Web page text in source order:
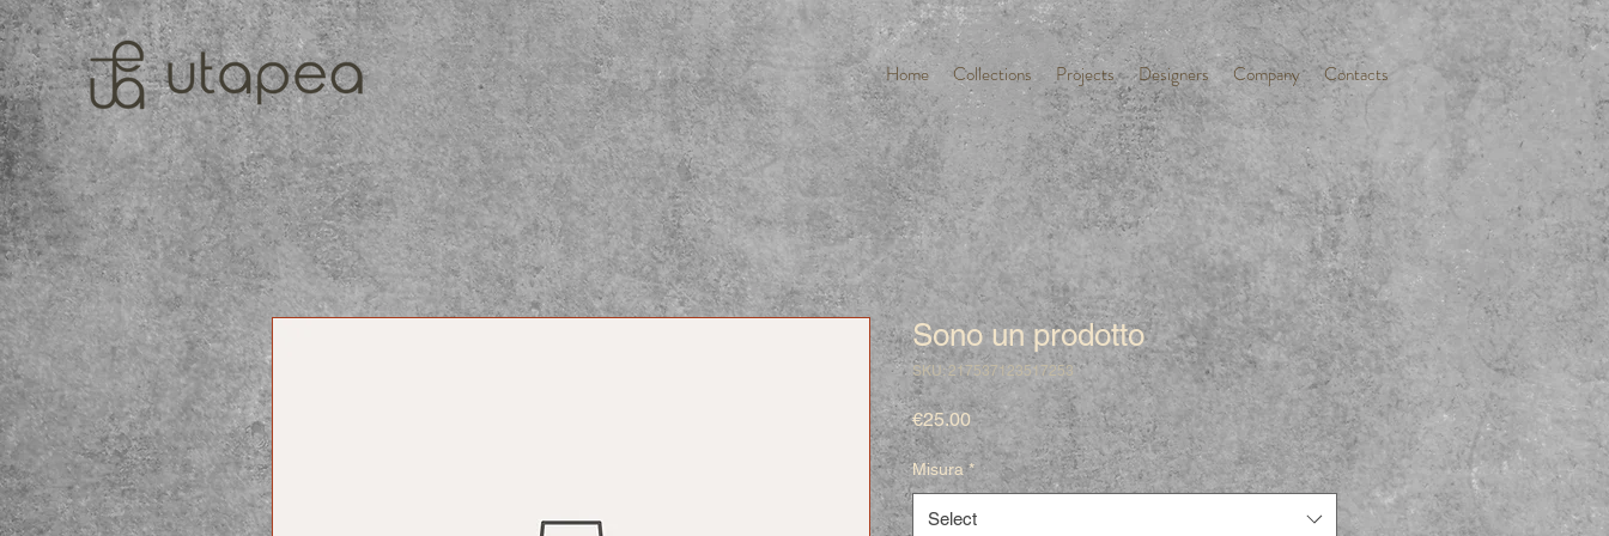
Home Collections Projects Designers Company Contacts
Sono un prodotto
SKU: 217537123517253
€25.00 Price
Misura *
Select